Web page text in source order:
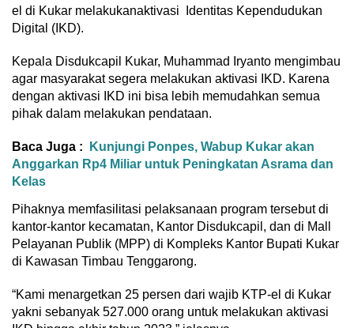
el di Kukar melakukanaktivasi Identitas Kependudukan
Digital (IKD).
Kepala Disdukcapil Kukar, Muhammad Iryanto mengimbau
agar masyarakat segera melakukan aktivasi IKD. Karena
dengan aktivasi IKD ini bisa lebih memudahkan semua
pihak dalam melakukan pendataan.
Baca Juga :
Kunjungi Ponpes, Wabup Kukar akan
Anggarkan Rp4 Miliar untuk Peningkatan Asrama dan
Kelas
Pihaknya memfasilitasi pelaksanaan program tersebut di
kantor-kantor kecamatan, Kantor Disdukcapil, dan di Mall
Pelayanan Publik (MPP) di Kompleks Kantor Bupati Kukar
di Kawasan Timbau Tenggarong.
“Kami menargetkan 25 persen dari wajib KTP-el di Kukar
yakni sebanyak 527.000 orang untuk melakukan aktivasi